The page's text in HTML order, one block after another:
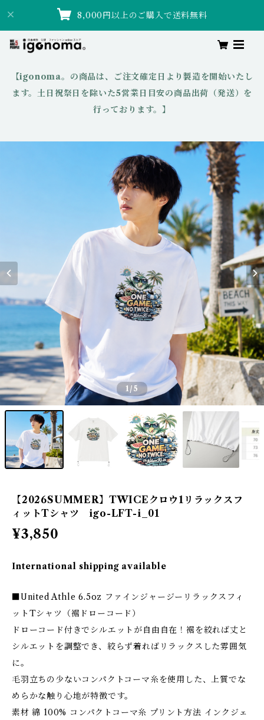
8,000円以上のご購入で送料無料
【igonoma。の商品は、ご注文確定日より製造を開始いたし
ます。土日祝祭日を除いた5営業日目安の商品出荷（発送）を
行っております。】
1 /5
【2026SUMMER】TWICEクロウ1リラックスフ
ィットTシャツ igo-LFT-i_01
¥3,850
International shipping available
■United Athle 6.5oz ファインジャージーリラックスフィ
ットTシャツ（裾ドローコード）
ドローコード付きでシルエットが自由自在！裾を絞れば丈と
シルエットを調整でき、絞らず着ればリラックスした雰囲気
に。
毛羽立ちの少ないコンパクトコーマ糸を使用した、上質でな
めらかな触り心地が特徴です。
素材 綿 100% コンパクトコーマ糸 プリント方法 インクジェ